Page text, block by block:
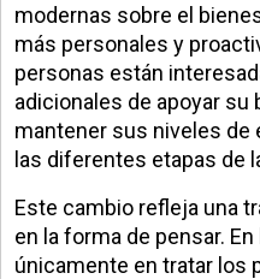
modernas sobre el
más personales y
personas están
adicionales de apoyar su
mantener sus niveles de
las diferentes etapas de
Este cambio refleja una
en la forma de pensar.
únicamente en tratar los